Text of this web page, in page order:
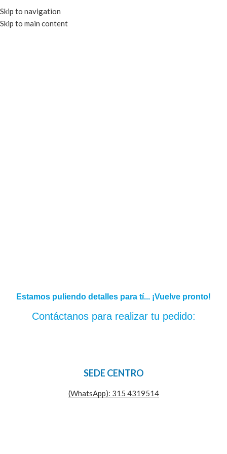
Skip to navigation
Skip to main content
Estamos puliendo detalles para tí... ¡Vuelve pronto!
Contáctanos para realizar tu pedido:
SEDE CENTRO
(WhatsApp): 315 4319514